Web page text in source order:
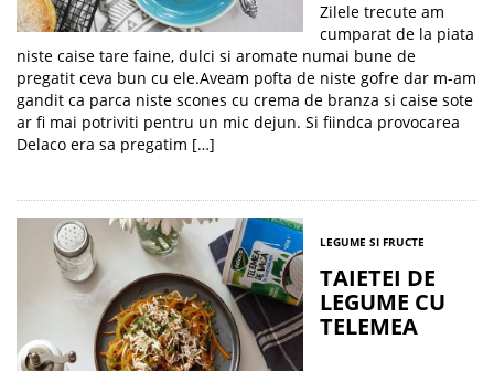
Zilele trecute am
cumparat de la piata
niste caise tare faine, dulci si aromate numai bune de
pregatit ceva bun cu ele.Aveam pofta de niste gofre dar m-am
gandit ca parca niste scones cu crema de branza si caise sote
ar fi mai potriviti pentru un mic dejun. Si fiindca provocarea
Delaco era sa pregatim […]
LEGUME SI FRUCTE
TAIETEI DE
LEGUME CU
TELEMEA